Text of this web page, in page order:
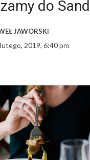
do
JAWORSKI
2019, 6:40 pm